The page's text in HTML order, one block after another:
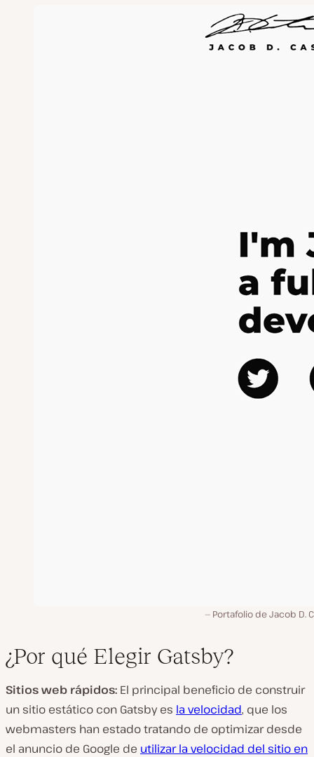
Portafolio de Jacob D.
¿Por qué Elegir Gatsby?
Sitios web rápidos: El principal beneficio de construir
un sitio estático con Gatsby es la velocidad, que los
webmasters han estado tratando de optimizar desde
el anuncio de Google de utilizar la velocidad del sitio en